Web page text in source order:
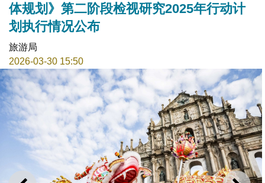
体规划》第二阶段检视研究2025年行动计
划执行情况公布
旅游局
2026-03-30 15:50